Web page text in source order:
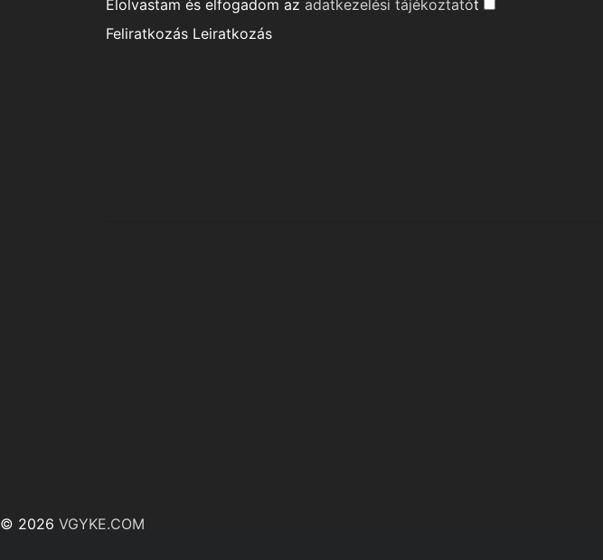
Elolvastam és elfogadom az adatkezelési tájékoztatót
Feliratkozás Leiratkozás
© 2026 VGYKE.COM